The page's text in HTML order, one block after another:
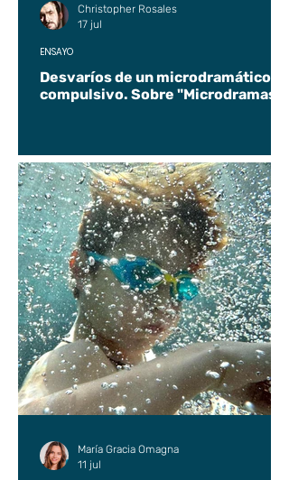
Desvaríos de un microdramático
compulsivo. Sobre "Microdramas".
ENSAYO
Christopher Rosales
17 jul
María Gracia Omagna
11 jul